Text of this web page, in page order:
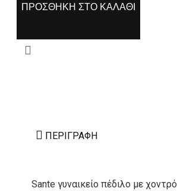
ΠΡΟΣΘΉΚΗ ΣΤΟ ΚΑΛΆΘΙ
ΠΕΡΙΓΡΑΦΉ
Sante γυναικείο πέδιλο με